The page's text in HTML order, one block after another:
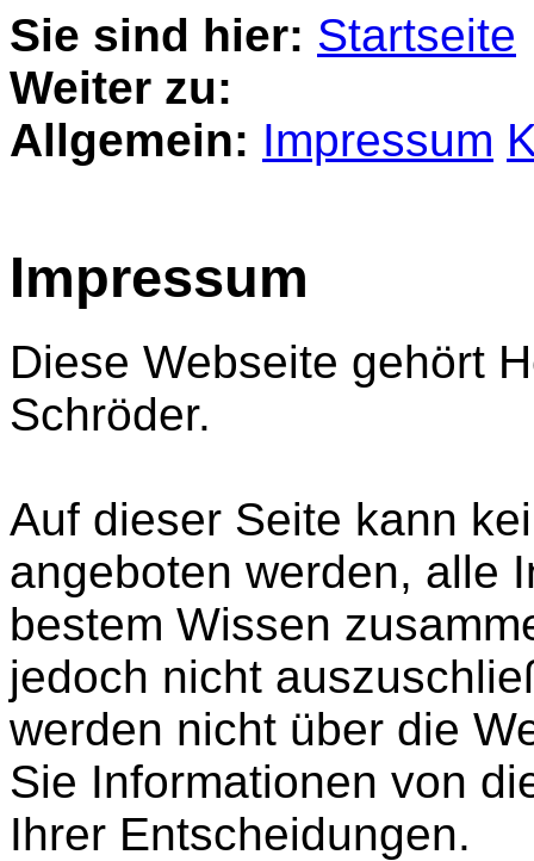
Sie sind hier: Startseite
Weiter zu:
Allgemein: Impressum
Impressum
Diese Webseite gehört
Schröder.
Auf dieser Seite kann
angeboten werden, alle
bestem Wissen
jedoch nicht
werden nicht über die
Sie Informationen von
Ihrer Entscheidungen.